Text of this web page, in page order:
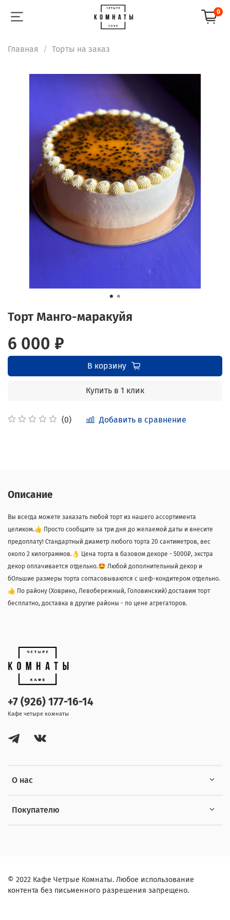
0
Главная Торты на заказ
Торт Манго-маракуйя
(0) Добавить в сравнение
6 000 ₽
В корзину
Купить в 1 клик
Описание
Вы всегда можете заказать любой торт из нашего ассортимента
целиком.👍 Просто сообщите за три дня до желаемой даты и внесите
предоплату! Стандартный диаметр любого торта 20 сантиметров, вес
около 2 килограммов.👌 Цена торта в базовом декоре - 5000₽, экстра
декор оплачивается отдельно.🤩 Любой дополнительный декор и
бОльшие размеры торта согласовываются с шеф-кондитером отдельно.
👍 По району (Ховрино, Левобережный, Головинский) доставим торт
бесплатно, доставка в другие районы - по цене агрегаторов.
О нас
Покупателю
+7 (926) 177-16-14
Кафе четыре комнаты
© 2022 Кафе Четрые Комнаты. Любое использование
контента без письменного разрешения запрещено.